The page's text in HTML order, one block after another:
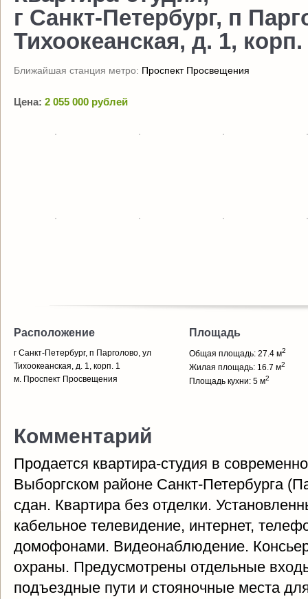
г Санкт-Петербург, п
Тихоокеанская, д. 1, корп.
Ближайшая станция метро: Проспект Просвещения
Цена: 2 055 000 рублей
Расположение
г Санкт-Петербург, п Парголово, ул
Тихоокеанская, д. 1, корп. 1
м. Проспект Просвещения
Площадь
Общая площадь: 27.4 м2
Жилая площадь: 16.7 м2
Площадь кухни: 5 м2
Комментарий
Продается квартира-студия в
Выборгском районе Санкт-Петербурга
сдан. Квартира без отделки.
кабельное телевидение, интернет,
домофонами. Видеонаблюдение.
охраны. Предусмотрены отдельные
подъездные пути и стояночные места